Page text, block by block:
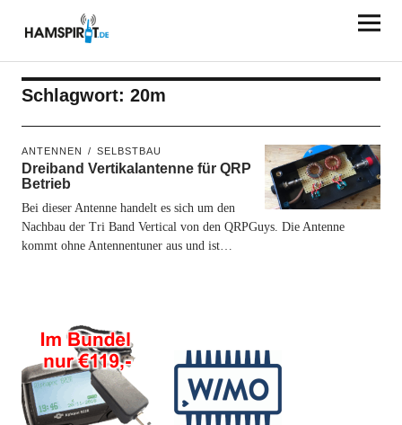
HAMSPIRIT.DE
Schlagwort: 20m
ANTENNEN SELBSTBAU
Dreiband Vertikalantenne für QRP
Betrieb
Bei dieser Antenne handelt es sich um den
Nachbau der Tri Band Vertical von den QRPGuys. Die Antenne
kommt ohne Antennentuner aus und ist…